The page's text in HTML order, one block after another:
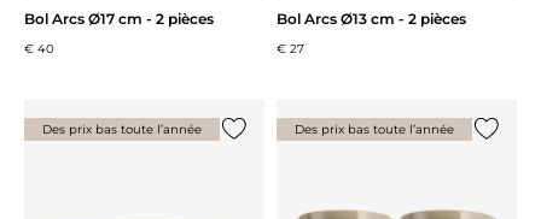
Bol Arcs Ø17 cm - 2 pièces
€ 40
Bol Arcs Ø13 cm - 2 pièces
€ 27
Des prix bas toute l’année Des prix bas toute l’année